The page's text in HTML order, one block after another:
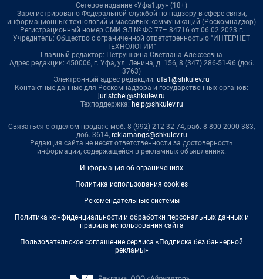
Сетевое издание «Уфа1.ру» (18+)
Зарегистрировано Федеральной службой по надзору в сфере связи,
информационных технологий и массовых коммуникаций (Роскомнадзор)
Регистрационный номер СМИ ЭЛ № ФС 77– 84716 от 06.02.2023 г.
Учредитель: Общество с ограниченной ответственностью "ИНТЕРНЕТ
ТЕХНОЛОГИИ"
Главный редактор: Петрушкина Светлана Алексеевна
Адрес редакции: 450006, г. Уфа, ул. Ленина, д. 156, 8 (347) 286-51-96 (доб.
3763)
Электронный адрес редакции: ufa1@shkulev.ru
Контактные данные для Роскомнадзора и государственных органов:
juristchel@shkulev.ru
Техподдержка: help@shkulev.ru
Связаться с отделом продаж: моб. 8 (992) 212-32-74, раб. 8 800 2000-383,
доб. 3614, reklamangs@shkulev.ru
Редакция сайта не несет ответственности за достоверность
информации, содержащейся в рекламных объявлениях.
Информация об ограничениях
Политика использования cookies
Рекомендательные системы
Политика конфиденциальности и обработки персональных данных и
правила использования сайта
Пользовательское соглашение сервиса «Подписка без баннерной
рекламы»